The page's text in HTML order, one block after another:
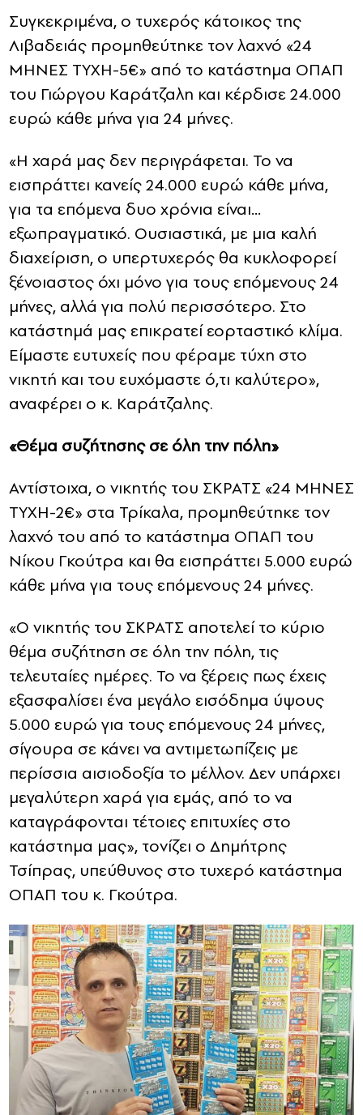
Συγκεκριμένα, ο τυχερός κάτοικος της
Λιβαδειάς προμηθεύτηκε τον λαχνό «24
ΜΗΝΕΣ ΤΥΧΗ-5€» από το κατάστημα ΟΠΑΠ
του Γιώργου Καράτζαλη και κέρδισε 24.000
ευρώ κάθε μήνα για 24 μήνες.
«Η χαρά μας δεν περιγράφεται. Το να
εισπράττει κανείς 24.000 ευρώ κάθε μήνα,
για τα επόμενα δυο χρόνια είναι…
εξωπραγματικό. Ουσιαστικά, με μια καλή
διαχείριση, ο υπερτυχερός θα κυκλοφορεί
ξένοιαστος όχι μόνο για τους επόμενους 24
μήνες, αλλά για πολύ περισσότερο. Στο
κατάστημά μας επικρατεί εορταστικό κλίμα.
Είμαστε ευτυχείς που φέραμε τύχη στο
νικητή και του ευχόμαστε ό,τι καλύτερο»,
αναφέρει ο κ. Καράτζαλης.
«Θέμα συζήτησης σε όλη την πόλη»
Αντίστοιχα, ο νικητής του ΣΚΡΑΤΣ «24 ΜΗΝΕΣ
ΤΥΧΗ-2€» στα Τρίκαλα, προμηθεύτηκε τον
λαχνό του από το κατάστημα ΟΠΑΠ του
Νίκου Γκούτρα και θα εισπράττει 5.000 ευρώ
κάθε μήνα για τους επόμενους 24 μήνες.
«Ο νικητής του ΣΚΡΑΤΣ αποτελεί το κύριο
θέμα συζήτηση σε όλη την πόλη, τις
τελευταίες ημέρες. Το να ξέρεις πως έχεις
εξασφαλίσει ένα μεγάλο εισόδημα ύψους
5.000 ευρώ για τους επόμενους 24 μήνες,
σίγουρα σε κάνει να αντιμετωπίζεις με
περίσσια αισιοδοξία το μέλλον. Δεν υπάρχει
μεγαλύτερη χαρά για εμάς, από το να
καταγράφονται τέτοιες επιτυχίες στο
κατάστημα μας», τονίζει ο Δημήτρης
Τσίπρας, υπεύθυνος στο τυχερό κατάστημα
ΟΠΑΠ του κ. Γκούτρα.